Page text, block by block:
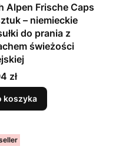
Alpen Frische Caps
– niemieckie
do prania z
świeżości
zł
koszyka